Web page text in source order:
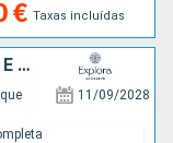
€ Taxas incluídas
ISLÂNDIA, GROENLANDIA, ANTÍGUA E BARBUDA, MARTINICA, ESTADOS UNIDOS, CANADÁ
11/09/2028